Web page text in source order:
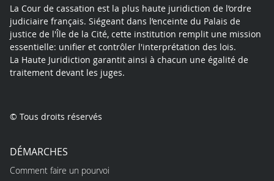
La Cour de cassation est la plus haute juridiction de l’ordre
judiciaire français. Siégeant dans l’enceinte du Palais de
justice de l'Île de la Cité, cette institution remplit une mission
essentielle: unifier et contrôler l'interprétation des lois.
La Haute Juridiction garantit ainsi à chacun une égalité de
traitement devant les juges.
© Tous droits réservés
DÉMARCHES
Comment faire un pourvoi